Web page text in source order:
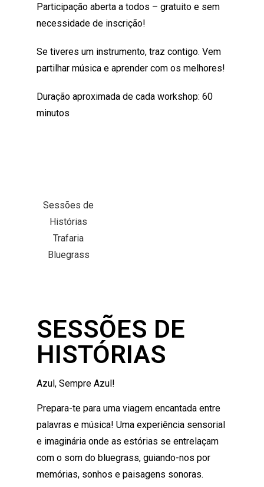
Participação aberta a todos – gratuito e sem
necessidade de inscrição!
Se tiveres um instrumento, traz contigo. Vem
partilhar música e aprender com os melhores!
Duração aproximada de cada workshop: 60
minutos
Sessões de
Histórias
Trafaria
Bluegrass
SESSÕES DE
HISTÓRIAS
Azul, Sempre Azul!
Prepara-te para uma viagem encantada entre
palavras e música! Uma experiência sensorial
e imaginária onde as estórias se entrelaçam
com o som do bluegrass, guiando-nos por
memórias, sonhos e paisagens sonoras.